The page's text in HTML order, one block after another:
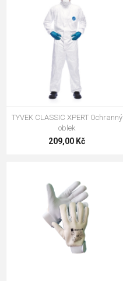
TYVEK CLASSIC XPERT Ochranný
oblek
209,00 Kč